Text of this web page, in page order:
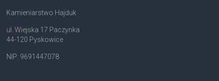
Kamieniarstwo Hajduk
ul. Wiejska 17 Paczynka
44-120 Pyskowice
NIP: 9691447078